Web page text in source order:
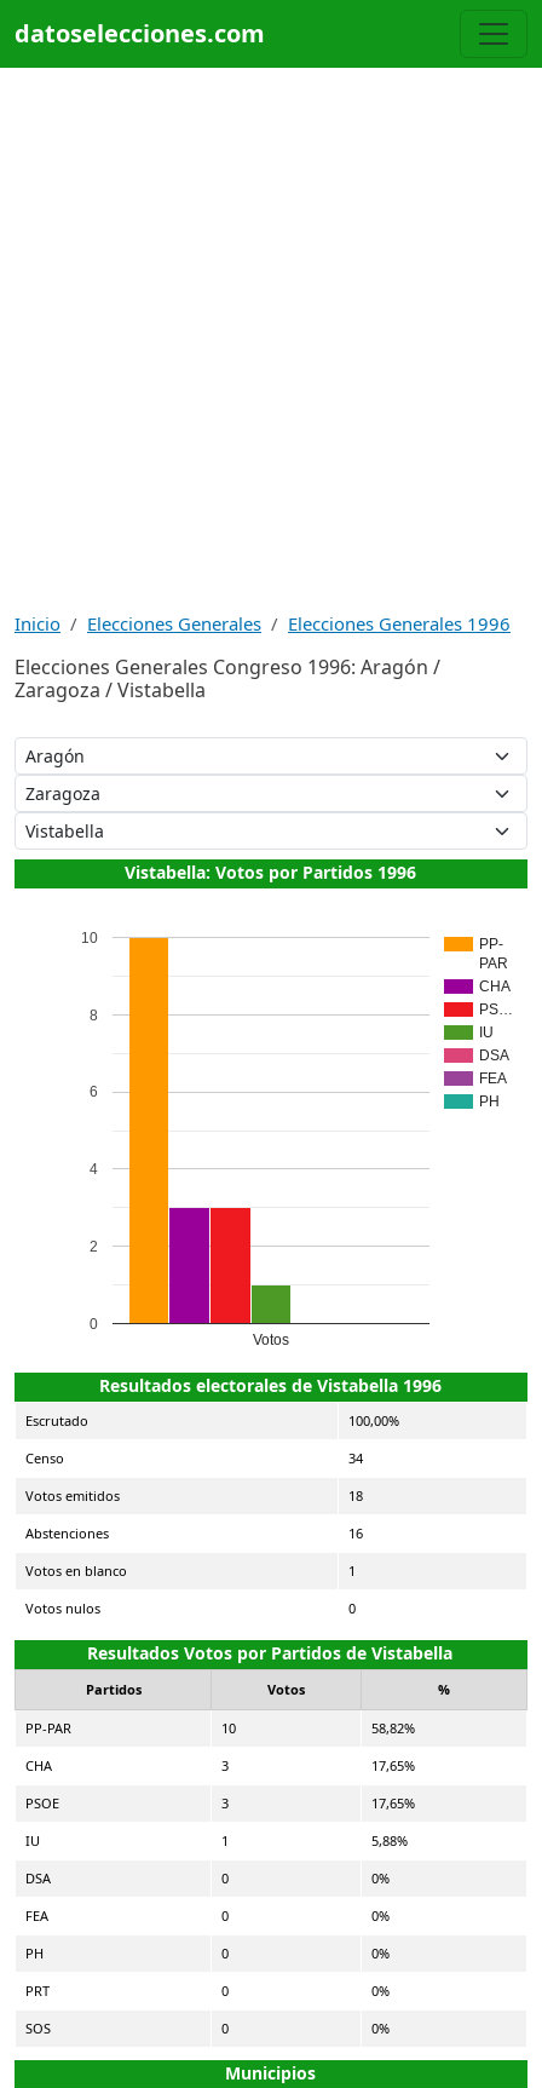
datoselecciones.com
Inicio Elecciones Generales Elecciones Generales 1996
Elecciones Generales Congreso 1996: Aragón /
Zaragoza / Vistabella
Vistabella: Votos por Partidos 1996
PP-
PAR
CHA
PS…
IU
DSA
FEA
PH
Votos
0
2
4
6
8
10
Resultados electorales de Vistabella 1996
Escrutado 100,00%
Censo 34
Votos emitidos 18
Abstenciones 16
Votos en blanco 1
Votos nulos 0
Resultados Votos por Partidos de Vistabella
Partidos Votos %
PP-PAR 10 58,82%
CHA 3 17,65%
PSOE 3 17,65%
IU 1 5,88%
DSA 0 0%
FEA 0 0%
PH 0 0%
PRT 0 0%
SOS 0 0%
Municipios